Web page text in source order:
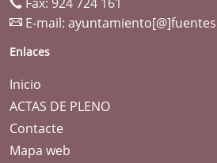
E-mail:
Enlaces
Inicio
ACTAS DE PLENO
Contacte
Mapa web